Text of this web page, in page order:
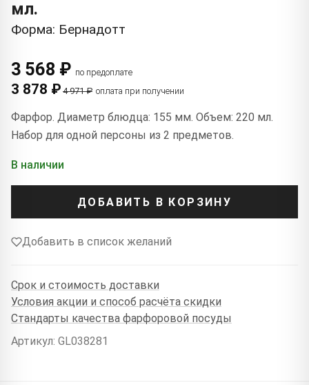
мл.
Форма: Бернадотт
3 568 ₽ по предоплате
3 878 ₽ 4 971 ₽ оплата при получении
Фарфор. Диаметр блюдца: 155 мм. Объем: 220 мл.
Набор для одной персоны из 2 предметов.
В наличии
ДОБАВИТЬ В КОРЗИНУ
Добавить в список желаний
Срок и стоимость доставки
Условия акции и способ расчёта скидки
Стандарты качества фарфоровой посуды
Артикул: GL038281